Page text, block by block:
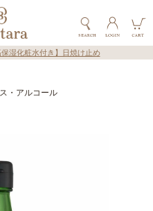
保湿化粧水付き】日焼け止め
・アルコール